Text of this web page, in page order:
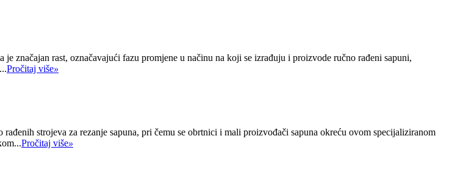
značajan rast, označavajući fazu promjene u načinu na koji se izrađuju i proizvode ručno rađeni sapuni,
Pročitaj više»
strojeva za rezanje sapuna, pri čemu se obrtnici i mali proizvođači sapuna okreću ovom specijaliziranom
Pročitaj više»